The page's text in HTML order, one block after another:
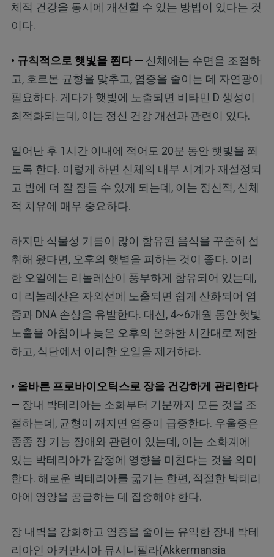
체적 건강을 동시에 개선할 수 있는 방법이 있다는 것
이다.
• 규칙적으로 햇빛을 쬔다 — 신체에는 수면을 조절하
고, 호르몬 균형을 맞추고, 염증을 줄이는 데 자연광이
필요하다. 게다가 햇빛에 노출되면 비타민 D 생성이
최적화되는데, 이는 정신 건강 개선과 관련이 있다.
일어난 후 1시간 이내에 적어도 20분 동안 햇빛을 쬐
도록 한다. 이렇게 하면 신체의 내부 시계가 재설정되
고 밤에 더 잘 잠들 수 있게 되는데, 이는 정신적, 신체
적 치유에 매우 중요하다.
하지만 식물성 기름이 많이 함유된 음식을 꾸준히 섭
취해 왔다면, 오후의 햇볕을 피하는 것이 좋다. 이러
한 오일에는 리놀레산이 풍부하게 함유되어 있는데,
이 리놀레산은 자외선에 노출되면 쉽게 산화되어 염
증과 DNA 손상을 유발한다. 대신, 4~6개월 동안 햇빛
노출을 아침이나 늦은 오후의 온화한 시간대로 제한
하고, 식단에서 이러한 오일을 제거하라.
• 올바른 프로바이오틱스로 장을 건강하게 관리한다
— 장내 박테리아는 소화부터 기분까지 모든 것을 조
절하는데, 균형이 깨지면 염증이 급증한다. 우울증은
종종 장 기능 장애와 관련이 있는데, 이는 소화계에
있는 박테리아가 감정에 영향을 미친다는 것을 의미
한다. 해로운 박테리아를 굶기는 한편, 적절한 박테리
아에 영양을 공급하는 데 집중해야 한다.
장 내벽을 강화하고 염증을 줄이는 유익한 장내 박테
리아인 아커만시아 뮤시니필라(Akkermansia